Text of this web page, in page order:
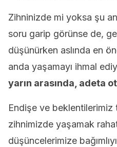
Zihninizde mi yoksa şu
soru garip görünse de,
düşünürken aslında en
anda yaşamayı ihmal
yarın arasında, adeta
Endişe ve beklentilerimiz
zihnimizde yaşamak
düşüncelerimize